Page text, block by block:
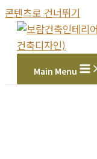
콘텐츠로 건너뛰기
Main Menu